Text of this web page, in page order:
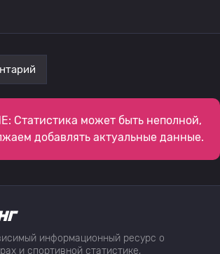
Статистика может быть неполной,
добавлять актуальные данные.
информационный ресурс о
и спортивной статистике,